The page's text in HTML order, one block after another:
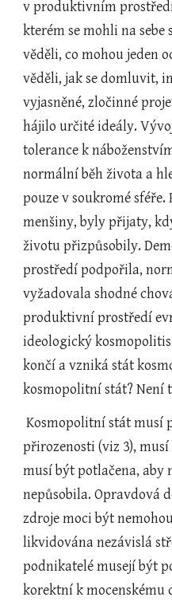
v produktivním
kterém se mohli na sebe
věděli, co mohou jeden
věděli, jak se domluvit,
vyjasněné, zločinné
hájilo určité ideály.
tolerance k
normální běh života a
pouze v soukromé
menšiny, byly přijaty,
životu přizpůsobily.
prostředí podpořila,
vyžadovala shodné
produktivní prostředí
ideologický
končí a vzniká stát
kosmopolitní stát? Není
Kosmopolitní stát musí postupovat proti lidské
přirozenosti (viz 3),
musí být potlačena, aby
nepůsobila. Opravdová
zdroje moci být
likvidována nezávislá
podnikatelé musejí být
korektní k mocenskému